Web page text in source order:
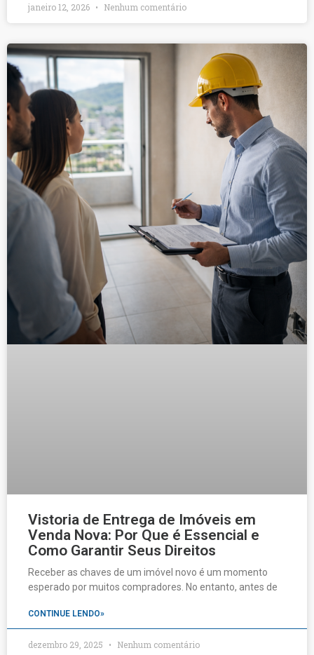
janeiro 12, 2026 Nenhum comentário
Vistoria de Entrega de Imóveis em
Venda Nova: Por Que é Essencial e
Como Garantir Seus Direitos
Receber as chaves de um imóvel novo é um momento
esperado por muitos compradores. No entanto, antes de
CONTINUE LENDO»
dezembro 29, 2025 Nenhum comentário